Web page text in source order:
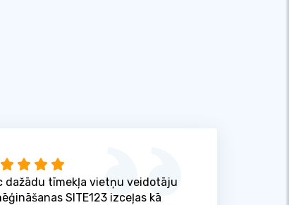
dažādu tīmekļa vietņu veidotāju
SITE123 izceļas kā